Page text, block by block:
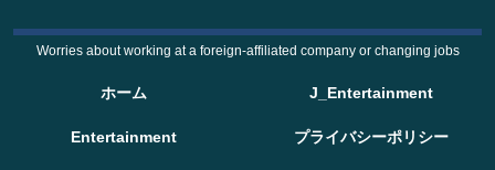
Worries about working at a foreign-affiliated company or changing jobs
ホーム J_Entertainment
Entertainment プライバシーポリシー